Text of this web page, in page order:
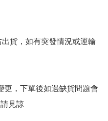
貨，如有突發情況或運輸
更，下單後如遇缺貨問題會
見諒